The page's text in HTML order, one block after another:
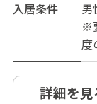
入居条件
男
※
度
詳細を見